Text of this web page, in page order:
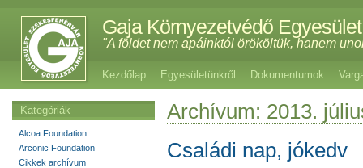
Gaja Környezetvédő Egyesület
"A földet nem apáinktól örököltük, hanem
Kezdőlap Egyesületünkről Dokumentumok
Archívum: 2013.
Családi nap, jókedv
Kategóriák
Alcoa Foundation
Arconic Foundation
Cikkek archívum